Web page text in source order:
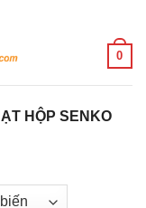
0
HỘP SENKO